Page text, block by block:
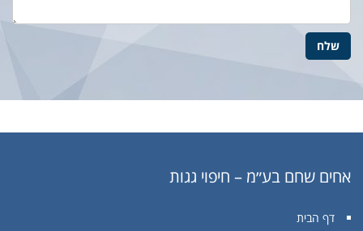
אחים שחם בע״מ – חיפוי גגות
דף הבית